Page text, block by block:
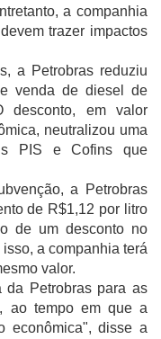
a companhia
trazer impactos
a Petrobras reduziu
venda de diesel de
desconto, em valor
neutralizou uma
PIS e Cofins que
a Petrobras
de R$1,12 por litro
de um desconto no
a companhia terá
valor.
da Petrobras para as
ao tempo em que a
econômica", disse a